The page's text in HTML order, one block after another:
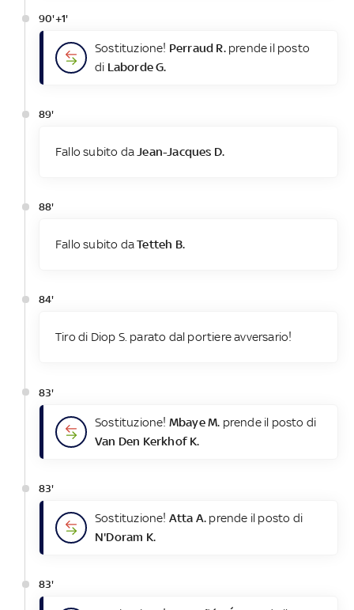
90'+1'
Sostituzione! Perraud R.prende il posto
di Laborde G.
89'
Fallo subito da Jean-Jacques D.
88'
Fallo subito daTetteh B.
84'
Tiro di Diop S. parato dal portiere avversario!
83'
Sostituzione! Mbaye M. prende il posto di
Van Den Kerkhof K.
83'
Sostituzione! Atta A. prende il posto di
N'Doram K.
83'